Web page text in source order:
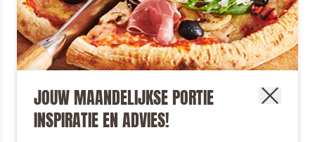
JOUW MAANDELIJKSE PORTIE
INSPIRATIE EN ADVIES!